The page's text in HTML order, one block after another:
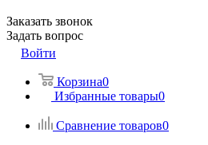
Заказать звонок
Задать вопрос
Войти
Корзина0
Избранные товары0
Сравнение товаров0